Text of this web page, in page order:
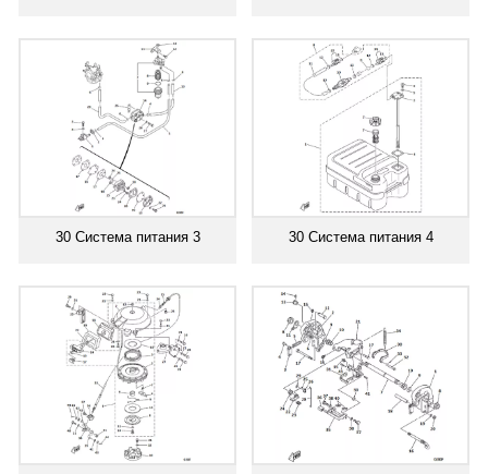
30 Система питания 3 30 Система питания 4